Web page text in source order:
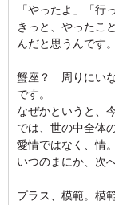
「やったよ」「行
きっと、やったこ
んだと思うんです
蟹座？ 周りにい
です。
なぜかというと、
では、世の中全体
愛情ではなく、情。
いつのまにか、次
プラス、模範。模